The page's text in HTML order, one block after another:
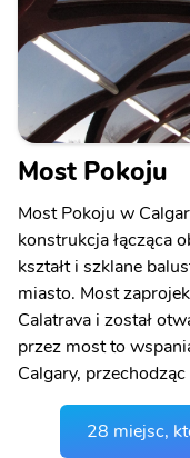
Most Pokoju
Most Pokoju w
konstrukcja łącząca
kształt i szklane
miasto. Most
Calatrava i został
przez most to
Calgary,
28 miejsc,